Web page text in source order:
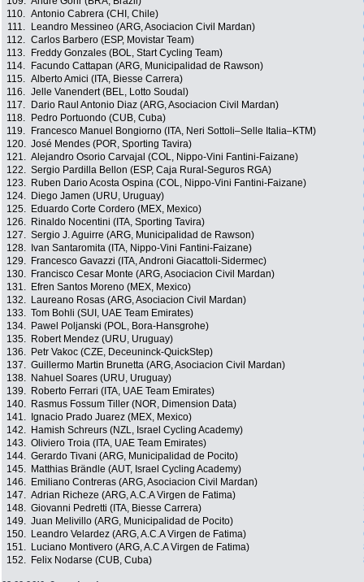
110. Antonio Cabrera (CHI, Chile)
111.
Leandro Messineo (ARG, Asociacion Civil Mardan)
112. Carlos Barbero (ESP, Movistar Team)
113.
Freddy Gonzales (BOL, Start Cycling Team)
114.
Facundo Cattapan (ARG, Municipalidad de Rawson)
115. Alberto Amici (ITA, Biesse Carrera)
116. Jelle Vanendert (BEL, Lotto Soudal)
117.
Dario Raul Antonio Diaz (ARG, Asociacion Civil Mardan)
118.
Pedro Portuondo (CUB, Cuba)
119.
Francesco Manuel Bongiorno (ITA, Neri Sottoli–Selle Italia–KTM)
120. José Mendes (POR, Sporting Tavira)
121. Alejandro Osorio Carvajal (COL, Nippo-Vini Fantini-Faizane)
122. Sergio Pardilla Bellon (ESP, Caja Rural-Seguros RGA)
123.
Ruben Dario Acosta Ospina (COL, Nippo-Vini Fantini-Faizane)
124.
Diego Jamen (URU, Uruguay)
125.
Eduardo Corte Cordero (MEX, Mexico)
126.
Rinaldo Nocentini (ITA, Sporting Tavira)
127. Sergio J. Aguirre (ARG, Municipalidad de Rawson)
128.
Ivan Santaromita (ITA, Nippo-Vini Fantini-Faizane)
129.
Francesco Gavazzi (ITA, Androni Giacattoli-Sidermec)
130.
Francisco Cesar Monte (ARG, Asociacion Civil Mardan)
131.
Efren Santos Moreno (MEX, Mexico)
132.
Laureano Rosas (ARG, Asociacion Civil Mardan)
133. Tom Bohli (SUI, UAE Team Emirates)
134.
Pawel Poljanski (POL, Bora-Hansgrohe)
135.
Robert Mendez (URU, Uruguay)
136.
Petr Vakoc (CZE, Deceuninck-QuickStep)
137. Guillermo Martin Brunetta (ARG, Asociacion Civil Mardan)
138.
Nahuel Soares (URU, Uruguay)
139.
Roberto Ferrari (ITA, UAE Team Emirates)
140.
Rasmus Fossum Tiller (NOR, Dimension Data)
141.
Ignacio Prado Juarez (MEX, Mexico)
142.
Hamish Schreurs (NZL, Israel Cycling Academy)
143. Oliviero Troia (ITA, UAE Team Emirates)
144. Gerardo Tivani (ARG, Municipalidad de Pocito)
145.
Matthias Brändle (AUT, Israel Cycling Academy)
146.
Emiliano Contreras (ARG, Asociacion Civil Mardan)
147. Adrian Richeze (ARG, A.C.A Virgen de Fatima)
148. Giovanni Pedretti (ITA, Biesse Carrera)
149. Juan Melivillo (ARG, Municipalidad de Pocito)
150.
Leandro Velardez (ARG, A.C.A Virgen de Fatima)
151.
Luciano Montivero (ARG, A.C.A Virgen de Fatima)
152.
Felix Nodarse (CUB, Cuba)